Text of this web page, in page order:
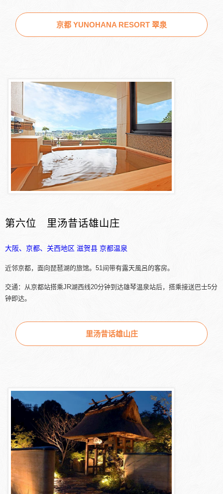
京都 YUNOHANA RESORT 翠泉
第六位 里汤昔话雄山庄
大阪、京都、关西地区 滋贺县 京都温泉
近邻京都，面向琵琶湖的旅馆。51间带有露天風呂的客房。
交通：从京都站搭乘JR湖西线20分钟到达雄琴温泉站后，搭乘接送巴士5分
钟即达。
里汤昔话雄山庄